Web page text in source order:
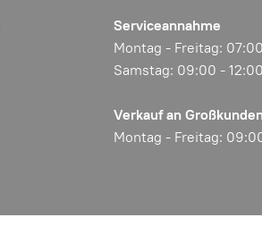
Serviceannahme
Montag - Freitag:
Samstag: 09:00 -
Verkauf an
Montag - Freitag: